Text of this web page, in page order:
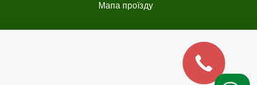
Мапа проїзду